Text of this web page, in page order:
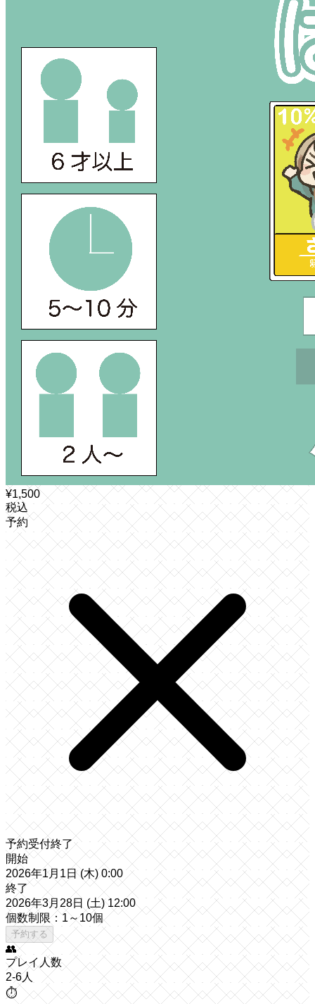
¥1,500
税込
予約
予約受付終了
開始
2026年1月1日 (木) 0:00
終了
2026年3月28日 (土) 12:00
個数制限：1～10個
予約する
👥
プレイ人数
2-6人
⏱️